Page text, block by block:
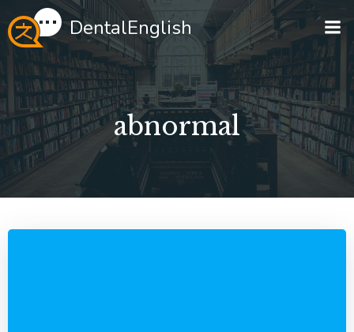
Перейти
к
содержимому
DentalEnglish
abnormal